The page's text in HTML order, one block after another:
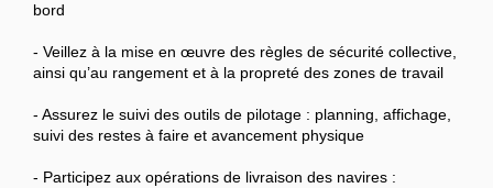
bord
- Veillez à la mise en œuvre des règles de sécurité collective,
ainsi qu’au rangement et à la propreté des zones de travail
- Assurez le suivi des outils de pilotage : planning, affichage,
suivi des restes à faire et avancement physique
- Participez aux opérations de livraison des navires :